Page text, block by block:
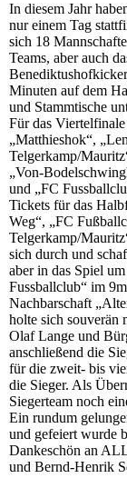
In diesem Jahr
nur einem Tag
sich 18
Teams, aber auch
Minuten auf dem
und Stammtische
Für das
„Matthieshok“,
Telgerkamp/
„Von-
und „FC
Tickets für das
Weg“, „FC
Telgerkamp/
sich durch und
aber in das Spiel
Fussballclub“ im
Nachbarschaft
holte sich souverän
Olaf Lange und
anschließend die
für die zweit- bis
die Sieger. Als
Siegerteam noch
Ein rundum
und gefeiert wurde
Dankeschön an
und Bernd-Henrik